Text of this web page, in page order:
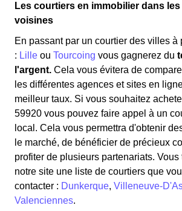
Les courtiers en immobilier dans
voisines
En passant par un courtier des villes à
: Lille ou Tourcoing vous gagnerez du
l'argent. Cela vous évitera de
les différentes agences et sites en
meilleur taux. Si vous souhaitez
59920 vous pouvez faire appel à un
local. Cela vous permettra d'obtenir
le marché, de bénéficier de précieux
profiter de plusieurs partenariats. Vous
notre site une liste de courtiers que
contacter : Dunkerque, Villeneuve-
Valenciennes.